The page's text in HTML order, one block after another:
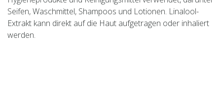
Seifen, Waschmittel, Shampoos und Lotionen. Linalool-
Extrakt kann direkt auf die Haut aufgetragen oder inhaliert
werden.